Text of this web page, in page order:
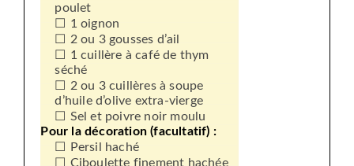
poulet
1 oignon
2 ou 3 gousses d’ail
1 cuillère à café de thym
séché
2 ou 3 cuillères à soupe
d’huile d’olive extra-vierge
Sel et poivre noir moulu
Pour la décoration (facultatif) :
Persil haché
Ciboulette finement hachée